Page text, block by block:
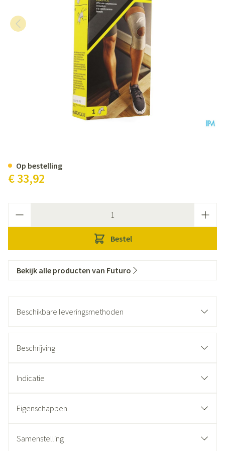
€ 33,92
Bestel
Op bestelling
Bekijk alle producten van Futuro
Beschikbare leveringsmethoden
Beschrijving
Indicatie
Eigenschappen
Samenstelling